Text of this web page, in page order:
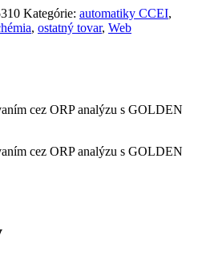
Kategórie: automatiky CCEI,
, ostatný tovar, Web
cez ORP analýzu s GOLDEN
cez ORP analýzu s GOLDEN